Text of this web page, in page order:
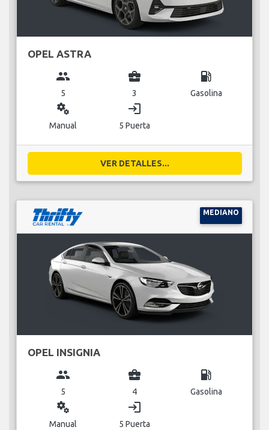
OPEL ASTRA
group
5
business_center
3
local_gas_station
Gasolina
miscellaneous_services
Manual
login
5 Puerta
VER DETALLES...
MEDIANO
OPEL INSIGNIA
group
5
business_center
4
local_gas_station
Gasolina
miscellaneous_services
Manual
login
5 Puerta